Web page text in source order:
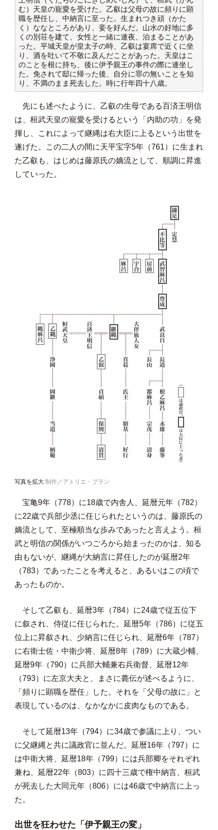
む）天皇の寵愛を受けた。乙叡は父母の故に頻りに顕
職を歴任し、中納言に至った。生まれつき頑（かた
く）ななところがあり、妾を好んだ。山水の好地に多
くの別荘を建て、女性と一緒に連夜、泊まることがあ
った。平城天皇が皇太子の時、乙叡は宴席で近くに坐
り、酒を吐いて不敬に及んだことがあった。天皇はこ
のことを根に持ち、後に伊予親王の事件の際に連坐し
た。免されて邸に帰った後、自分に罪の無いことを知
り、不満のまま死去した。時に行年四十八歳。
先にも述べたように、乙叡の生母である百済王明信
は、桓武天皇の寵愛を受けるという「内助の功」を発
揮し、これによって継縄は右大臣に上るという出世を
遂げた。この二人の間に天平宝字5年（761）に生まれ
た乙叡も、はじめは藤原氏の嫡流として、順調に昇進
していった。
写真を拡大 制作／アトリエ・プラン
宝亀9年（778）に18歳で内舎人、延暦元年（782）
に22歳で兵部少丞に任じられたというのは、藤原氏の
嫡流として、至極順当な歩みであったと言えよう。桓
武と明信の関係がいつごろから始まったのかは、知る
由もないが、継縄が大納言に昇任したのが延暦2年
（783）であったことを考えると、あるいはこの頃で
あったものか。
そして乙叡も、延暦3年（784）に24歳で従五位下
に叙され、侍従に任じられた。延暦5年（786）に従五
位上に昇叙され、少納言に任じられ、延暦6年（787）
に右衛士佐・中衛少将、延暦8年（789）に大蔵少輔、
延暦9年（790）に兵部大輔兼右兵衛督、延暦12年
（793）に左京大夫と、まさに薨伝が述べるように、
「頻りに顕職を歴任」した。それを「父母の故に」と
表現しているのは、なかなかに皮肉なものである。
そして延暦13年（794）に34歳で参議に上り、つい
に父継縄と共に議政官に並んだ。延暦16年（797）に
は中衛大将、延暦18年（799）には兵部卿をそれぞれ
兼ね、延暦22年（803）に四十三歳で権中納言、桓武
が死去した大同元年（806）には46歳で中納言に上っ
た。
出世を狂わせた「伊予親王の変」